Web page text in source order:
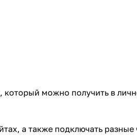
который можно получить в
а также подключать разные